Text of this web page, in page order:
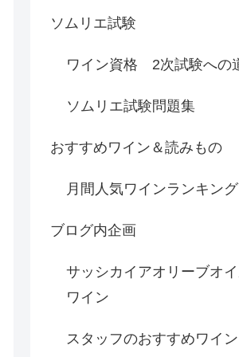
ソムリエ試験
ワイン資格 2次試験への
ソムリエ試験問題集
おすすめワイン＆読みもの
月間人気ワインランキング
ブログ内企画
サッシカイアオリーブオ
ワイン
スタッフのおすすめワイン